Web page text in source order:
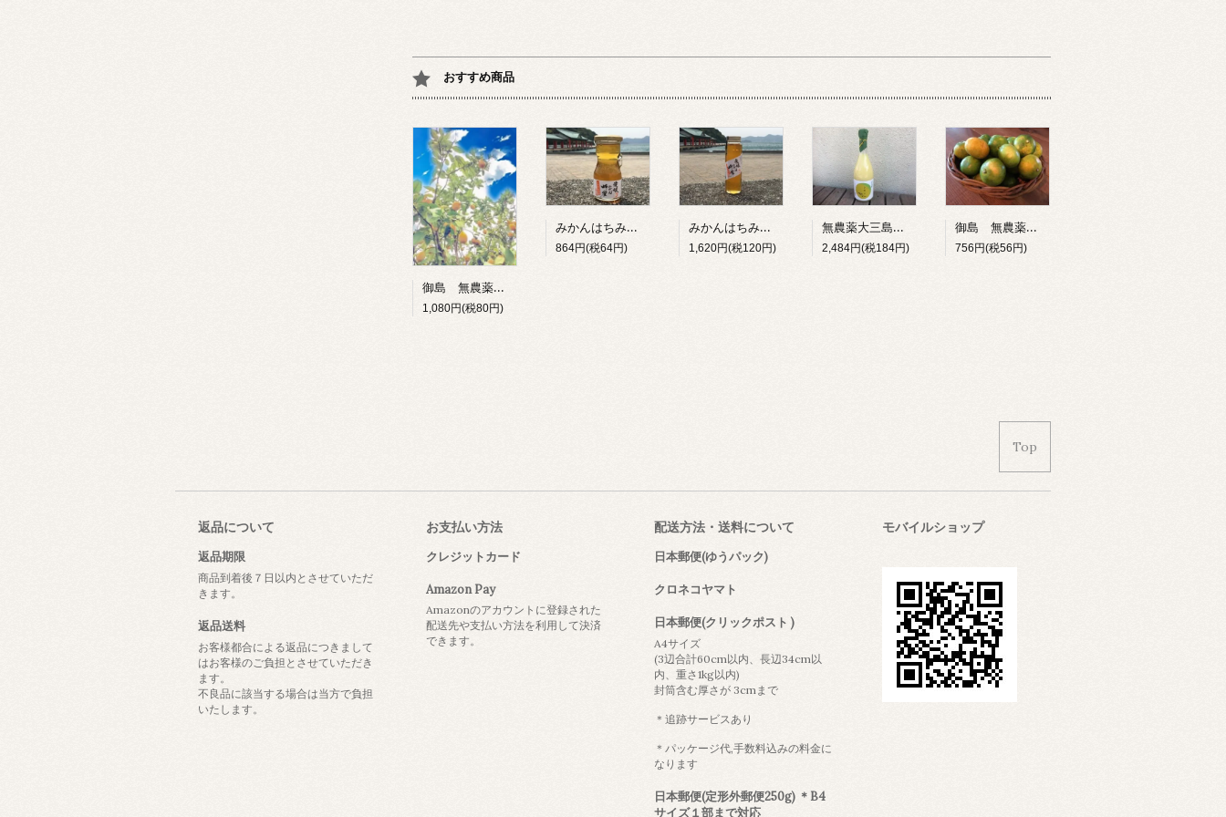
おすすめ商品
御島 無農薬レモン（しあわせレモン）
1,080円(税80円)
みかんはちみつ（ピュアハニー）120g
864円(税64円)
みかんはちみつ（ピュアハニー）250g
1,620円(税120円)
無農薬大三島フレッシュレモンまるしぼり（天然果汁100%無添加のストレート）
2,484円(税184円)
御島 無農薬みかん
756円(税56円)
Top
返品について
返品期限
商品到着後７日以内とさせていただ
きます。
返品送料
お客様都合による返品につきまして
はお客様のご負担とさせていただき
ます。
不良品に該当する場合は当方で負担
いたします。
お支払い方法
クレジットカード
Amazon Pay
Amazonのアカウントに登録された
配送先や支払い方法を利用して決済
できます。
配送方法・送料について
日本郵便(ゆうパック)
クロネコヤマト
日本郵便(クリックポスト )
A4サイズ
(3辺合計60cm以内、長辺34cm以
内、重さ1kg以内)
封筒含む厚さが 3cmまで
＊追跡サービスあり
＊パッケージ代,手数料込みの料金に
なります
日本郵便(定形外郵便250g) ＊B4
サイズ１部まで対応
モバイルショップ